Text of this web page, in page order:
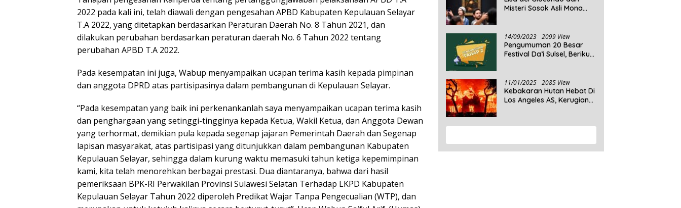
2022 pada kali ini, telah diawali dengan pengesahan APBD Kabupaten Kepulauan Selayar
T.A 2022, yang ditetapkan berdasarkan Peraturan Daerah No. 8 Tahun 2021, dan
dilakukan perubahan berdasarkan peraturan daerah No. 6 Tahun 2022 tentang
perubahan APBD T.A 2022.
Pada kesempatan ini juga, Wabup menyampaikan ucapan terima kasih kepada pimpinan
dan anggota DPRD atas partisipasinya dalam pembangunan di Kepulauan Selayar.
“Pada kesempatan yang baik ini perkenankanlah saya menyampaikan ucapan terima kasih
dan penghargaan yang setinggi-tingginya kepada Ketua, Wakil Ketua, dan Anggota Dewan
yang terhormat, demikian pula kepada segenap jajaran Pemerintah Daerah dan Segenap
lapisan masyarakat, atas partisipasi yang ditunjukkan dalam pembangunan Kabupaten
Kepulauan Selayar, sehingga dalam kurung waktu memasuki tahun ketiga kepemimpinan
kami, kita telah menorehkan berbagai prestasi. Dua diantaranya, bahwa dari hasil
pemeriksaan BPK-RI Perwakilan Provinsi Sulawesi Selatan Terhadap LKPD Kabupaten
Kepulauan Selayar Tahun 2022 diperoleh Predikat Wajar Tanpa Pengecualian (WTP), dan
Misteri Sosok Asli Mona
14/09/2023 2099 View
Pengumuman 20 Besar
Festival Da’i Sulsel, Berikut
11/01/2025 2085 View
Kebakaran Hutan Hebat Di
Los Angeles AS, Kerugian